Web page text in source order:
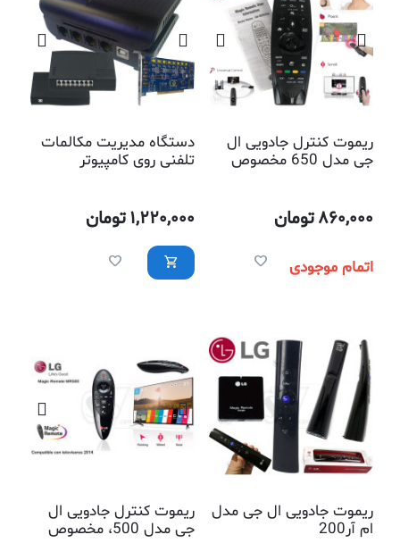
ریموت کنترل جادویی ال
جی مدل 650 مخصوص
860,000تومان
اتمام موجودی
دستگاه مدیریت مکالمات
تلفنی روی کامپیوتر
1,220,000تومان
ریموت جادویی ال جی مدل
ام آر200
ریموت کنترل جادویی ال
جی مدل 500، مخصوص